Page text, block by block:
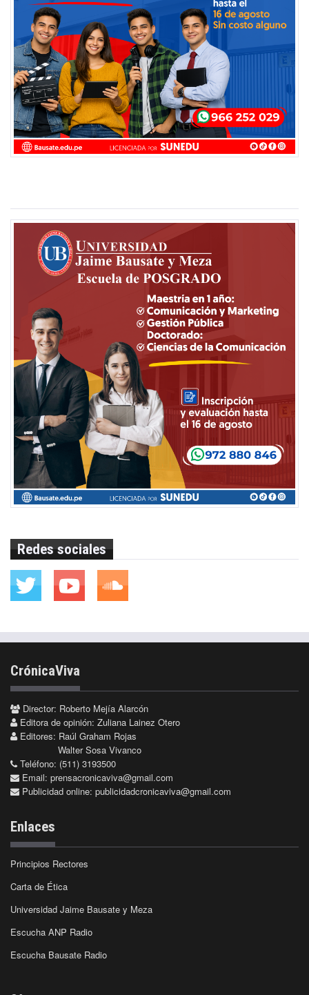
Redes sociales
CrónicaViva
Director: Roberto Mejía Alarcón
Editora de opinión: Zuliana Lainez Otero
Editores: Raúl Graham Rojas
Walter Sosa Vivanco
Teléfono: (511) 3193500
Email: prensacronicaviva@gmail.com
Publicidad online: publicidadcronicaviva@gmail.com
Enlaces
Principios Rectores
Carta de Ética
Universidad Jaime Bausate y Meza
Escucha ANP Radio
Escucha Bausate Radio